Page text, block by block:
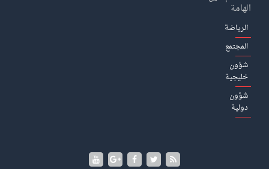
الهامة
الرياضة
المجتمع
شؤون
خليجية
شؤون
دولية